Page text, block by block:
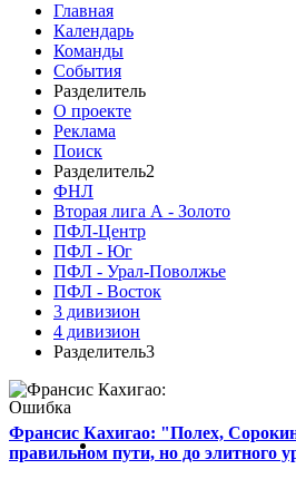
Главная
Календарь
Команды
События
Разделитель
О проекте
Реклама
Поиск
Разделитель2
ФНЛ
Вторая лига А - Золото
ПФЛ-Центр
ПФЛ - Юг
ПФЛ - Урал-Поволжье
ПФЛ - Восток
3 дивизион
4 дивизион
Разделитель3
Франсис Кахигао: "Полех,
правильном пути, но до элитного
Ошибка